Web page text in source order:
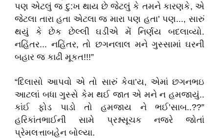
પણ એટલું જ દુ:ખ થાય છે જેટલું કે તમને કારણકે, એ
જેટલા તારા હતા એટલા જ મારા પણ હતા’ પણ..., સારું
થયું કે છેક છેલ્લી ઘડીએ મેં નિર્ણય બદલાવ્યો.
નહિંતર... નહિંતર, તો છગનલાલ મને ગુસ્સામાં ઘરની
બહાર જ કાઢી મૂકત!!!”
“દિલાસો આપવો એ તો સારું કેવા’ય, એમાં છગનભઇ
આટલાં બધા ગુસ્સે કેમ થઈ જાત એ મને ન હમજાયું..
કાંઈ ફોડ પાડો તો હમજાય ને ભઈ’સાબ..??”
હરિકાંતભાઈની સામે પ્રશ્નસૂચક નજરે જોતાં
પ્રેમલત્તાબહેન બોલ્યા.